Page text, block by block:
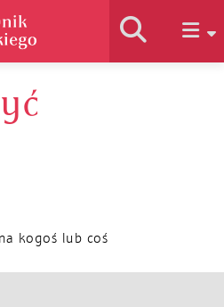
słownika
kogoś lub coś